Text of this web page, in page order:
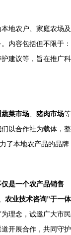
地农户、家庭农场及
内容包括但不限于：
建议等，旨在推广科
蔬菜市场 猪肉市场等
以合作社为载体，整
了本地农产品的品牌
是一个农产品销售
农业技术咨询”于一体
理念，诚邀广大市民
开展合作，共同守护